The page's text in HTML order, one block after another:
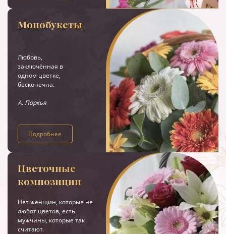
Монобукеты
Любовь,
заключённая в
одном цветке,
бесконечна.
А. Поркья
Подробнее
Цветочные
композиции
Нет женщин, которые не
любят цветов, есть
мужчины, которые так
считают.